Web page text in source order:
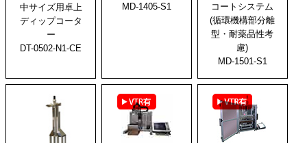
中サイズ用卓上
ディップコータ
ー
DT-0502-N1-CE
MD-1405-S1
コートシステム
(循環機構部分離
型・耐薬品性考
慮)
MD-1501-S1